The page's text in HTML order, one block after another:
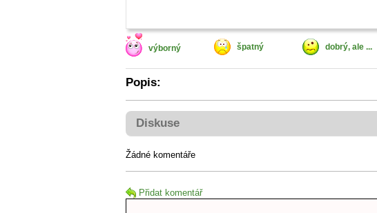
výborný špatný dobrý, ale ...
Popis:
Diskuse
Žádné komentáře
Přidat komentář